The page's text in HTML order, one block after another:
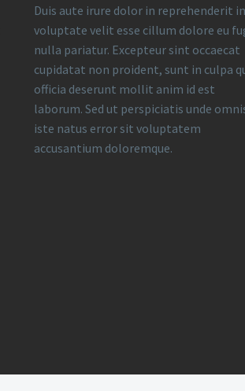
Duis aute irure dolor in reprehenderit in
voluptate velit esse cillum dolore eu
nulla pariatur. Excepteur sint occaecat
cupidatat non proident, sunt in culpa
officia deserunt mollit anim id est
laborum. Sed ut perspiciatis unde
iste natus error sit voluptatem
accusantium doloremque.